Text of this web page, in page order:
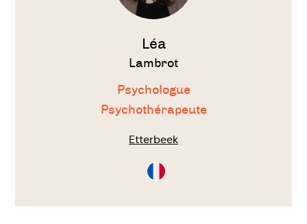
Léa
Lambrot
Psychologue
Psychothérapeute
Etterbeek
Consultation
en